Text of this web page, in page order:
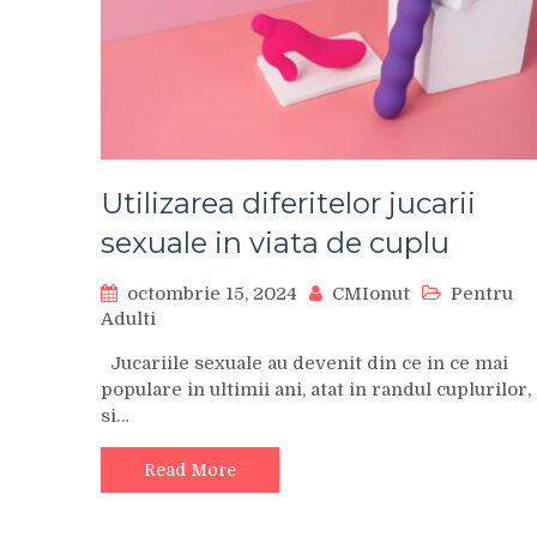
Utilizarea diferitelor jucarii
sexuale in viata de cuplu
octombrie 15, 2024 CMIonut
Pentru
Adulti
Jucariile sexuale au devenit din ce in ce mai
populare in ultimii ani, atat in randul cuplurilor,
si…
Read More